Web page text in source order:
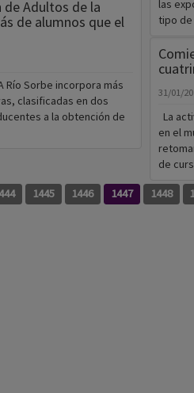
de Adultos de la
de alumnos que el
Río Sorbe incorpora más
clasificadas en dos
a la obtención de
las
tipo de
31/01/
La
en el
de
1445 1446 1447 1448